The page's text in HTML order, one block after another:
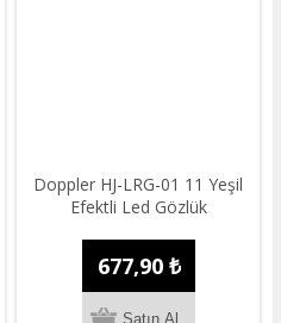
Doppler HJ-LRG-01 11 Yeşil
Efektli Led Gözlük
677,90 ₺